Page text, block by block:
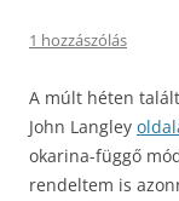
1 hozzászólás
A múlt héten
John Langley
okarina-függő
rendeltem is